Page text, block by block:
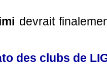
devrait
des clubs de